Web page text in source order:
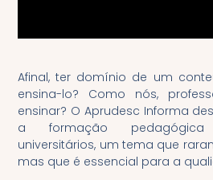
Afinal, ter domínio de um
ensina-lo? Como nós,
ensinar? O Aprudesc Informa
a formação
universitários, um tema que
mas que é essencial para a